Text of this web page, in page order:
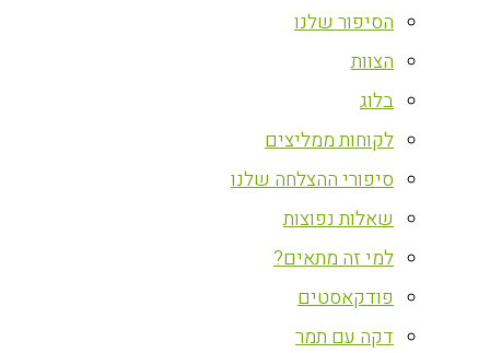
הסיפור שלנו
הצוות
בלוג
לקוחות ממליצים
סיפורי ההצלחה שלנו
שאלות נפוצות
למי זה מתאים?
פודקאסטים
דקה עם תמר